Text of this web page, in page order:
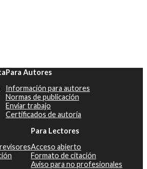
Para Autores
Información para autores
Normas de publicación
Enviar trabajo
Certificados de autoría
Para Lectores
Acceso abierto
Formato de citación
Aviso para no profesionales